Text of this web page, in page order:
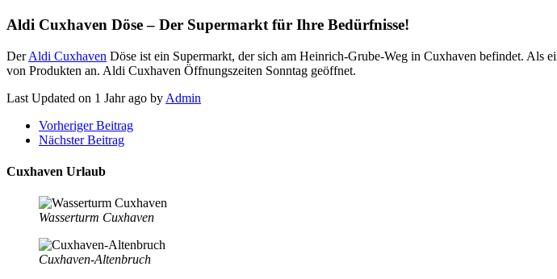
Aldi Cuxhaven Döse – Der Supermarkt für Ihre Bedürfnisse!
DerAldi Cuxhaven Döse ist ein Supermarkt, der sich am Heinrich-Grube-Weg in Cuxhaven befindet. Als
von Produkten an. Aldi Cuxhaven Öffnungszeiten Sonntag geöffnet.
Last Updated on 1 Jahr ago by Admin
Vorheriger Beitrag
Nächster Beitrag
Cuxhaven Urlaub
Wasserturm Cuxhaven
Cuxhaven-Altenbruch